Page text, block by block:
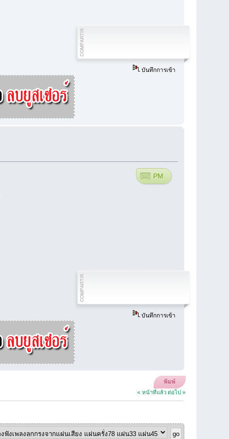
บันทึกการเข้า
PM
บันทึกการเข้า
พิมพ์
« หน้าที่แล้ว ต่อไป »